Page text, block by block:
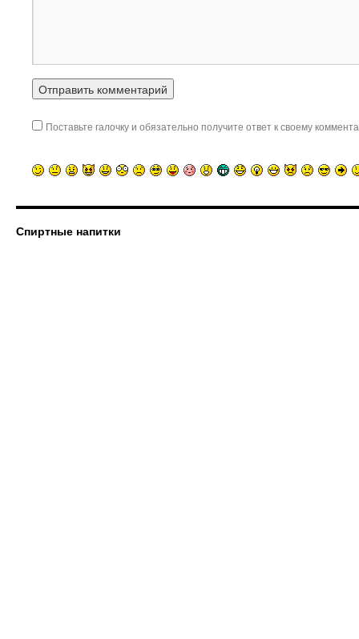
Поставьте галочку и обязательно получите ответ к своему
Спиртные напитки